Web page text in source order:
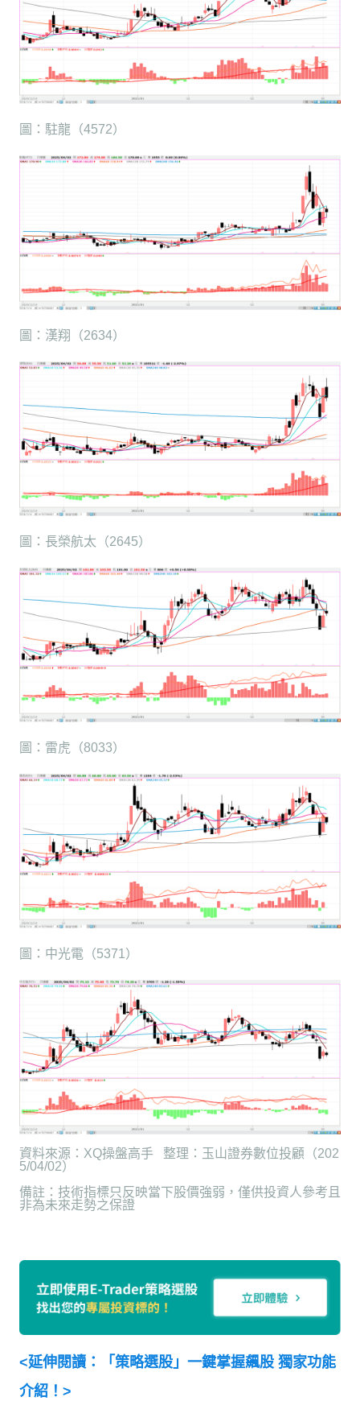
圖：駐龍（4572）
圖：漢翔（2634）
圖：長榮航太（2645）
圖：雷虎（8033）
圖：中光電（5371）
資料來源： XQ操盤高手 整理：玉山證券數位投顧（202
5/04/02）
備註：技術指標只反映當下股價強弱，僅供投資人參考且
非為未來走勢之保證
<延伸閱讀：「策略選股」一鍵掌握飆股 獨家功能
介紹！ >